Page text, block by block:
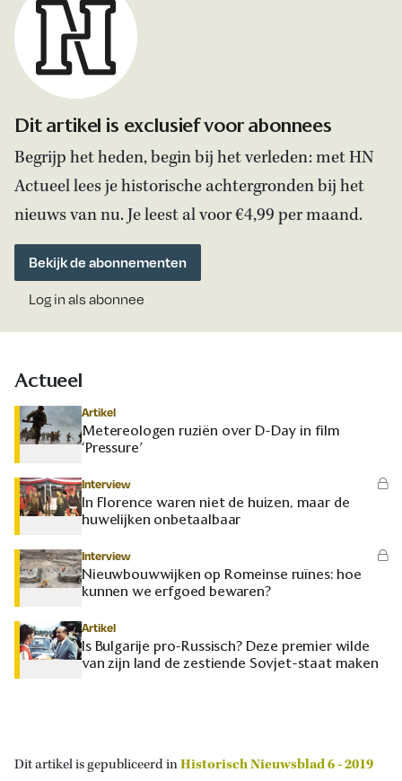
Dit artikel is exclusief voor abonnees
Begrijp het heden, begin bij het verleden: met HN
Actueel lees je historische achtergronden bij het
nieuws van nu. Je leest al voor €4,99 per maand.
Bekijk de abonnementen
Log in als abonnee
Actueel
Artikel
Metereologen ruziën over D-Day in film
‘Pressure’
Interview
In Florence waren niet de huizen, maar de
huwelijken onbetaalbaar
Interview
Nieuwbouwwijken op Romeinse ruïnes: hoe
kunnen we erfgoed bewaren?
Artikel
Is Bulgarije pro-Russisch? Deze premier wilde
van zijn land de zestiende Sovjet-staat maken
Dit artikel is gepubliceerd inHistorisch Nieuwsblad 6 - 2019